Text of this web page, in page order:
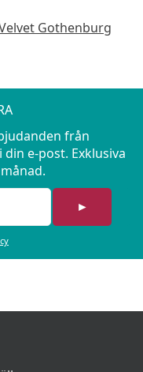
Gothenburg
från
e-post. Exklusiva
►